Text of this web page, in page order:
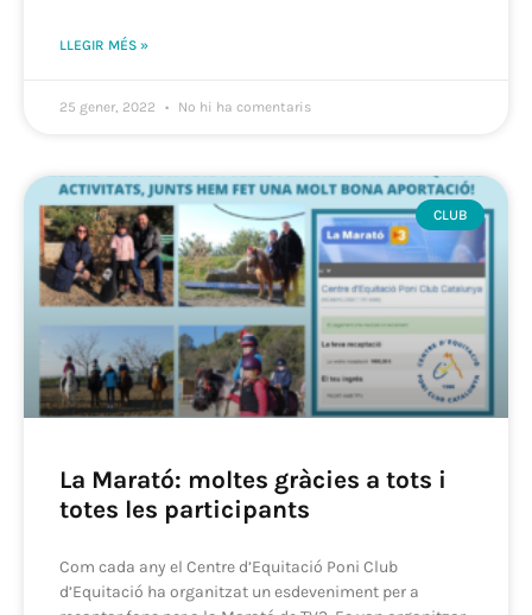
LLEGIR MÉS »
25 gener, 2022 No hi ha comentaris
CLUB
La Marató: moltes gràcies a tots i
totes les participants
Com cada any el Centre d’Equitació Poni Club
d’Equitació ha organitzat un esdeveniment per a